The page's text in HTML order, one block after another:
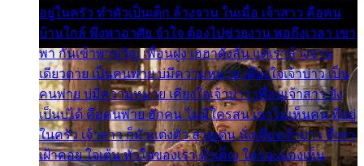
อยู่ในครัว ทำตัวเป็นเด็ก ล้างจาน ในเมื่อ เจ้าสาว คือคน
บ้านใกล้ พึ่งพาอาศัย จำใจ ต้องไปช่วยงาน พอถึงเวลา เขา
พา กันเข้าพาขวัญ เพื่อนฝูง เฮฮาดังลั่น แต่เราล้างจาน
เดียวดาย เป็นคนพ่าย บ่มีความหมาย เคียงใจเจ้าบ่าว เป็น
คนพ่าย บ่มีความหมาย เคียงใจเจ้าบ่าว เพื่อนเจ้าสาว ยัง
เป็นบ่ได้ คือคนพ่าย ฮักคน ไม่มีใครสน เขาไม่เห็นคน ที่อยู่
ในครัว เจ้าสาว ก็มัวแต่งตัว สวยเด่น นั่งเคียงเจ้าบ่าว ที่เขา
เฝ้าคอย ใจเต้น หัวใจของเรา ลำเค็ญ ใครจะมองเห็น